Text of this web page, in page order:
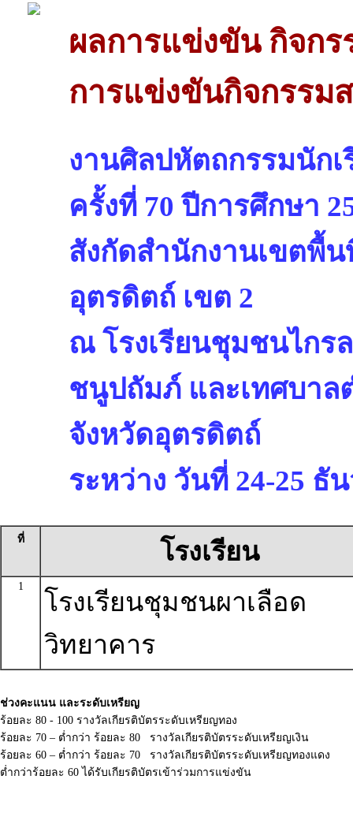
ผลการแข่งขัน กิจก
การแข่งขันกิจกรรม
งานศิลปหัตถกรรมนัก
ครั้งที่ 70 ปีการศึกษา
สังกัดสำนักงานเขตพื้
อุตรดิตถ์ เขต 2
ณ โรงเรียนชุมชนไกร
ชนูปถัมภ์ และเทศบาล
จังหวัดอุตรดิตถ์
ระหว่าง วันที่ 24-25 ธั
ที่ โรงเรียน
1
โรงเรียนชุมชนผาเลือด
วิทยาคาร
ช่วงคะแนน และระดับเหรียญ
ร้อยละ 80 - 100 รางวัลเกียรติบัตรระดับเหรียญทอง
ร้อยละ 70 – ต่ำกว่า ร้อยละ 80 รางวัลเกียรติบัตรระดับเหรียญเงิน
ร้อยละ 60 – ต่ำกว่า ร้อยละ 70 รางวัลเกียรติบัตรระดับเหรียญทองแดง
ต่ำกว่าร้อยละ 60 ได้รับเกียรติบัตรเข้าร่วมการแข่งขัน